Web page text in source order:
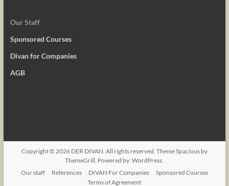
Our Staff
Sponsored Courses
Divan for Companies
AGB
Copyright © 2026 DER DIVAN. All rights reserved. ThemeSpaciousby
ThemeGrill. Powered by:WordPress.
Our staff
References DIVAN For Companies
Sponsored Courses
Terms of Agreement